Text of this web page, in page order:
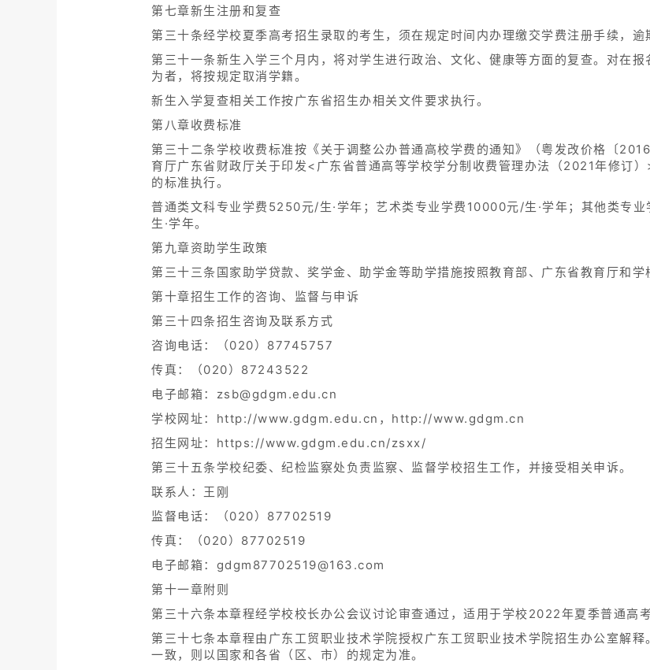
第七章新生注册和复查
第三十条经学校夏季高考招生录取的考生，须在规定时间内办理缴交学费注册手续，逾
第三十一条新生入学三个月内，将对学生进行政治、文化、健康等方面的复查。对在
为者，将按规定取消学籍。
新生入学复查相关工作按广东省招生办相关文件要求执行。
第八章收费标准
第三十二条学校收费标准按《关于调整公办普通高校学费的通知》（粤发改价格〔
育厅广东省财政厅关于印发<广东省普通高等学校学分制收费管理办法（2021年修订
的标准执行。
普通类文科专业学费5250元/生·学年；艺术类专业学费10000元/生·学年；其他类专
生·学年。
第九章资助学生政策
第三十三条国家助学贷款、奖学金、助学金等助学措施按照教育部、广东省教育厅和学
第十章招生工作的咨询、监督与申诉
第三十四条招生咨询及联系方式
咨询电话：（020）87745757
传真：（020）87243522
电子邮箱：zsb@gdgm.edu.cn
学校网址：http://www.gdgm.edu.cn，http://www.gdgm.cn
招生网址：https://www.gdgm.edu.cn/zsxx/
第三十五条学校纪委、纪检监察处负责监察、监督学校招生工作，并接受相关申诉。
联系人：王刚
监督电话：（020）87702519
传真：（020）87702519
电子邮箱：gdgm87702519@163.com
第十一章附则
第三十六条本章程经学校校长办公会议讨论审查通过，适用于学校2022年夏季普通高
第三十七条本章程由广东工贸职业技术学院授权广东工贸职业技术学院招生办公室解
一致，则以国家和各省（区、市）的规定为准。